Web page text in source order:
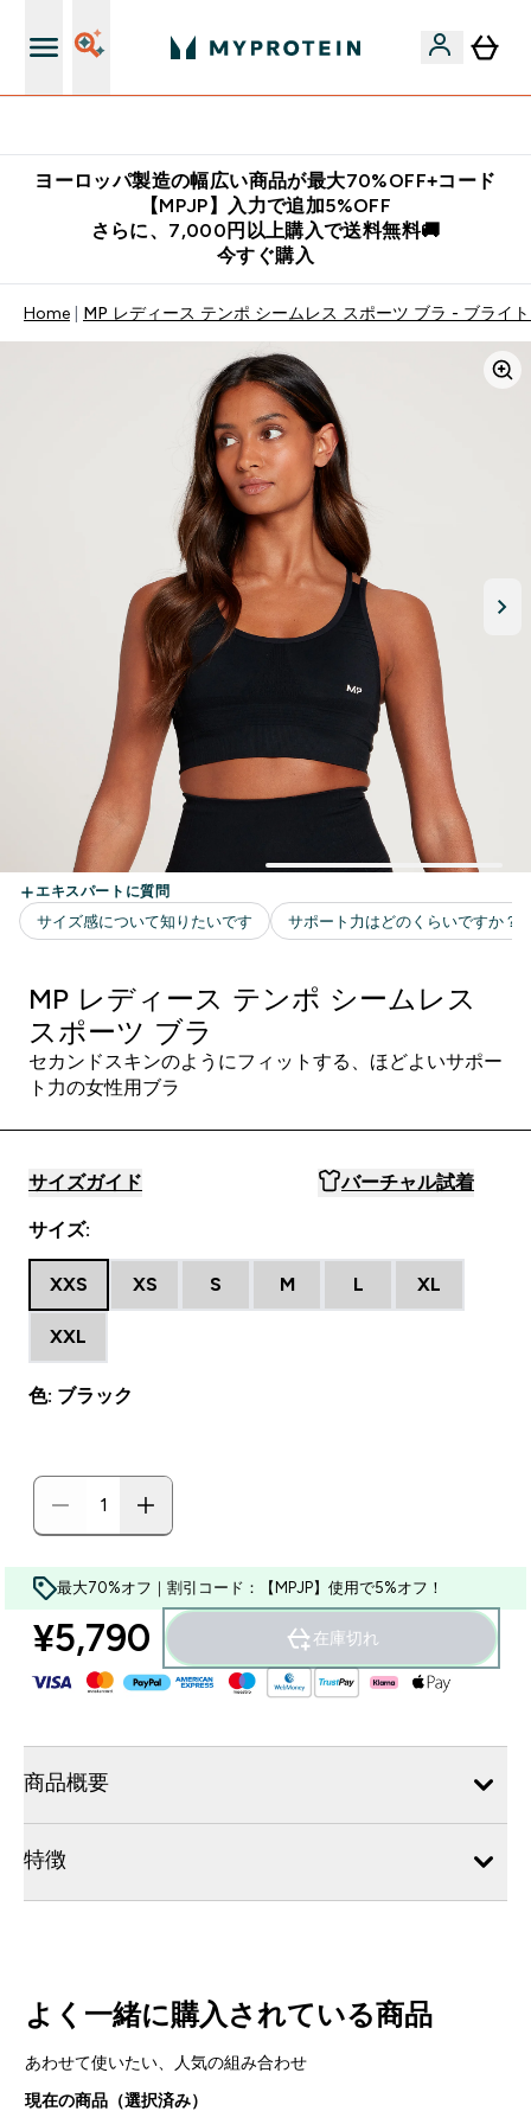
ヨーロッパ製造の幅広い商品が最大70%OFF+コード
【MPJP】入力で追加5%OFF
さらに、7,000円以上購入で送料無料🚚
今すぐ購入
Home MP レディース テンポ シームレス スポーツ ブラ - ブライ
MP レディース テンポ シームレス
スポーツ ブラ
セカンドスキンのようにフィットする、ほどよいサポー
ト力の女性用ブラ
サイズガイド バーチャル試着
サイズ:
XXS XS S M L XL
XXL
色: ブラック
最大70%オフ｜割引コード：【MPJP】使用で5%オフ！
¥5,790‎ 在庫切れ
商品概要
特徴
よく一緒に購入されている商品
あわせて使いたい、人気の組み合わせ
現在の商品（選択済み）